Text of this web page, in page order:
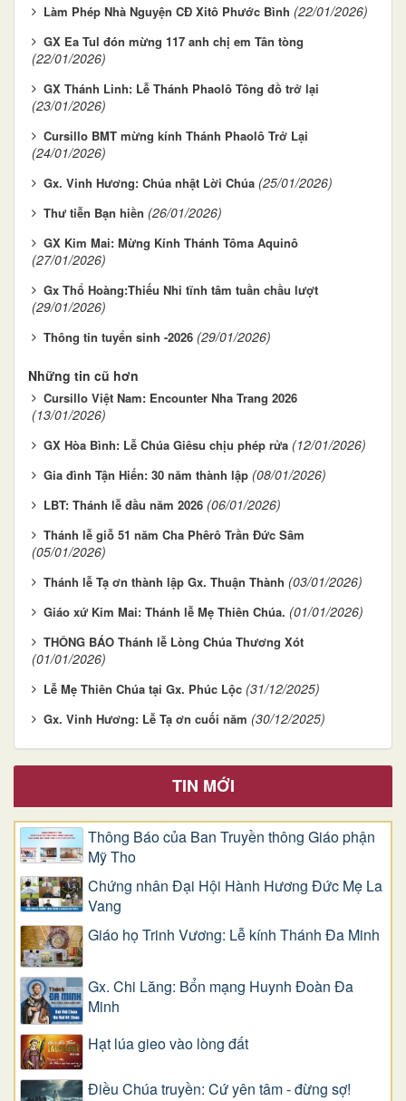
Làm Phép Nhà Nguyện CĐ Xitô Phước Bình (22/01/2026)
GX Ea Tul đón mừng 117 anh chị em Tân tòng
(22/01/2026)
GX Thánh Linh: Lễ Thánh Phaolô Tông đồ trở lại
(23/01/2026)
Cursillo BMT mừng kính Thánh Phaolô Trở Lại
(24/01/2026)
Gx. Vinh Hương: Chúa nhật Lời Chúa (25/01/2026)
Thư tiễn Bạn hiền (26/01/2026)
GX Kim Mai: Mừng Kính Thánh Tôma Aquinô
(27/01/2026)
Gx Thổ Hoàng:Thiếu Nhi tĩnh tâm tuần chầu lượt
(29/01/2026)
Thông tin tuyển sinh -2026 (29/01/2026)
Những tin cũ hơn
Cursillo Việt Nam: Encounter Nha Trang 2026
(13/01/2026)
GX Hòa Bình: Lễ Chúa Giêsu chịu phép rửa (12/01/2026)
Gia đình Tận Hiến: 30 năm thành lập (08/01/2026)
LBT: Thánh lễ đầu năm 2026 (06/01/2026)
Thánh lễ giỗ 51 năm Cha Phêrô Trần Đức Sâm
(05/01/2026)
Thánh lễ Tạ ơn thành lập Gx. Thuận Thành (03/01/2026)
Giáo xứ Kim Mai: Thánh lễ Mẹ Thiên Chúa. (01/01/2026)
THÔNG BÁO Thánh lễ Lòng Chúa Thương Xót
(01/01/2026)
Lễ Mẹ Thiên Chúa tại Gx. Phúc Lộc (31/12/2025)
Gx. Vinh Hương: Lễ Tạ ơn cuối năm (30/12/2025)
TIN MỚI
Thông Báo của Ban Truyền thông Giáo phận
Mỹ Tho
Chứng nhân Đại Hội Hành Hương Đức Mẹ La
Vang
Giáo họ Trinh Vương: Lễ kính Thánh Đa Minh
Gx. Chi Lăng: Bổn mạng Huynh Đoàn Đa
Minh
Hạt lúa gieo vào lòng đất
Điều Chúa truyền: Cứ yên tâm - đừng sợ!